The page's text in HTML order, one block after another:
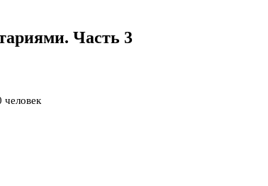
Часть 3
человек